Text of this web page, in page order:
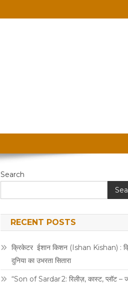
Search
RECENT POSTS
क्रिकेटर ईशान किशन (Ishan Kishan) :
दुनिया का उभरता सितारा
“Son of Sardar 2: रिलीज़, कास्ट, प्लॉट –